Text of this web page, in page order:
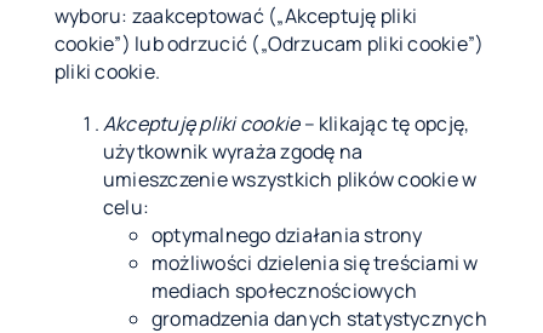
wyboru: zaakceptować („Akceptuję pliki
cookie”) lub odrzucić („Odrzucam pliki cookie”)
pliki cookie.
Akceptuję pliki cookie– klikając tę opcję,
użytkownik wyraża zgodę na
umieszczenie wszystkich plików cookie w
celu:
optymalnego działania strony
możliwości dzielenia się treściami w
mediach społecznościowych
gromadzenia danych statystycznych